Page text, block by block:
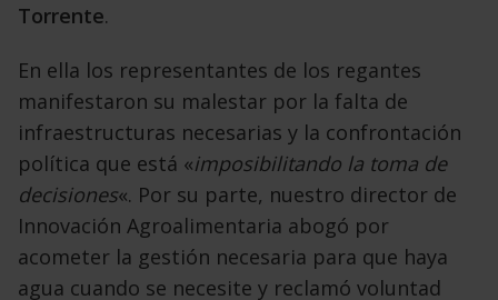
Torrente.
En ella los representantes de los regantes
manifestaron su malestar por la falta de
infraestructuras necesarias y la confrontación
política que está «imposibilitando la toma de
decisiones«. Por su parte, nuestro director de
Innovación Agroalimentaria abogó por
acometer la gestión necesaria para que haya
agua cuando se necesite y reclamó voluntad